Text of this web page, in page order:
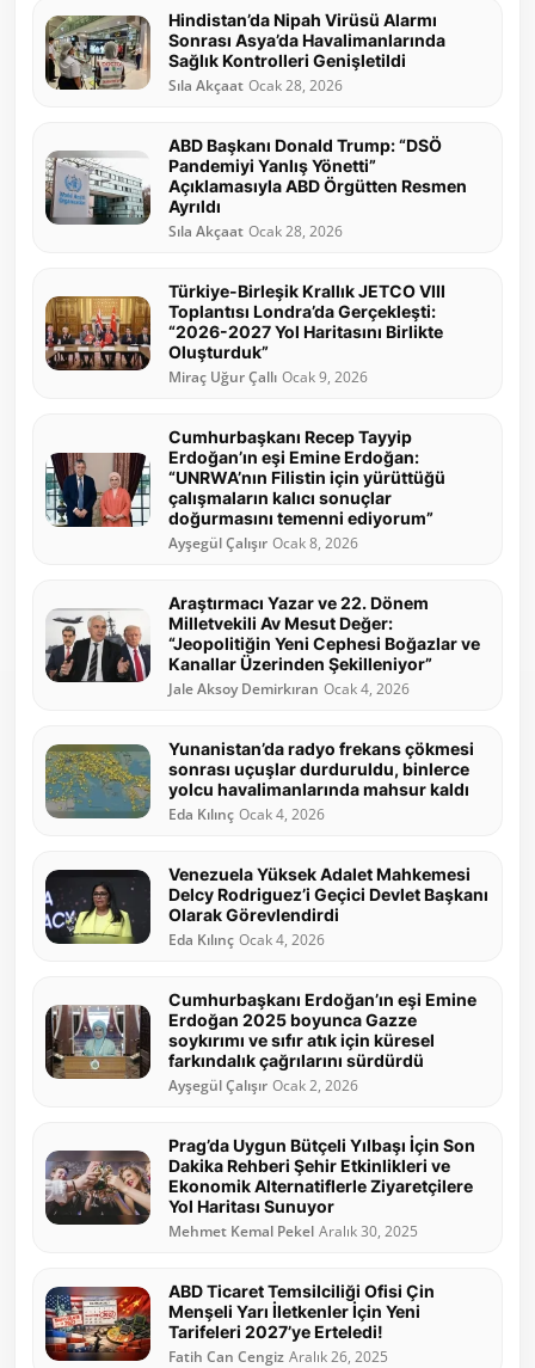
Hindistan’da Nipah Virüsü Alarmı
Sonrası Asya’da Havalimanlarında
Sağlık Kontrolleri Genişletildi
Sıla Akçaat Ocak 28, 2026
ABD Başkanı Donald Trump: “DSÖ
Pandemiyi Yanlış Yönetti”
Açıklamasıyla ABD Örgütten Resmen
Ayrıldı
Sıla Akçaat Ocak 28, 2026
Türkiye-Birleşik Krallık JETCO VIII
Toplantısı Londra’da Gerçekleşti:
“2026-2027 Yol Haritasını Birlikte
Oluşturduk”
Miraç Uğur Çallı Ocak 9, 2026
Cumhurbaşkanı Recep Tayyip
Erdoğan’ın eşi Emine Erdoğan:
“UNRWA’nın Filistin için yürüttüğü
çalışmaların kalıcı sonuçlar
doğurmasını temenni ediyorum”
Ayşegül Çalışır Ocak 8, 2026
Araştırmacı Yazar ve 22. Dönem
Milletvekili Av Mesut Değer:
“Jeopolitiğin Yeni Cephesi Boğazlar ve
Kanallar Üzerinden Şekilleniyor”
Jale Aksoy Demirkıran Ocak 4, 2026
Yunanistan’da radyo frekans çökmesi
sonrası uçuşlar durduruldu, binlerce
yolcu havalimanlarında mahsur kaldı
Eda Kılınç Ocak 4, 2026
Venezuela Yüksek Adalet Mahkemesi
Delcy Rodriguez’i Geçici Devlet Başkanı
Olarak Görevlendirdi
Eda Kılınç Ocak 4, 2026
Cumhurbaşkanı Erdoğan’ın eşi Emine
Erdoğan 2025 boyunca Gazze
soykırımı ve sıfır atık için küresel
farkındalık çağrılarını sürdürdü
Ayşegül Çalışır Ocak 2, 2026
Prag’da Uygun Bütçeli Yılbaşı İçin Son
Dakika Rehberi Şehir Etkinlikleri ve
Ekonomik Alternatiflerle Ziyaretçilere
Yol Haritası Sunuyor
Mehmet Kemal Pekel Aralık 30, 2025
ABD Ticaret Temsilciliği Ofisi Çin
Menşeli Yarı İletkenler İçin Yeni
Tarifeleri 2027’ye Erteledi!
Fatih Can Cengiz Aralık 26, 2025